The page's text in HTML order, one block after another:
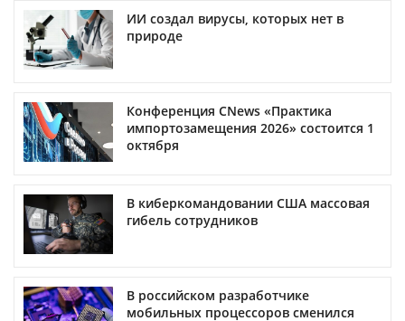
ИИ создал вирусы, которых нет в
природе
Конференция CNews «Практика
импортозамещения 2026» состоится 1
октября
В киберкомандовании США массовая
гибель сотрудников
В российском разработчике
мобильных процессоров сменился